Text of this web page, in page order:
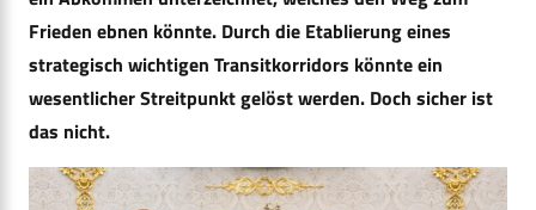
Frieden ebnen könnte. Durch die Etablierung eines
strategisch wichtigen Transitkorridors könnte ein
wesentlicher Streitpunkt gelöst werden. Doch sicher ist
das nicht.